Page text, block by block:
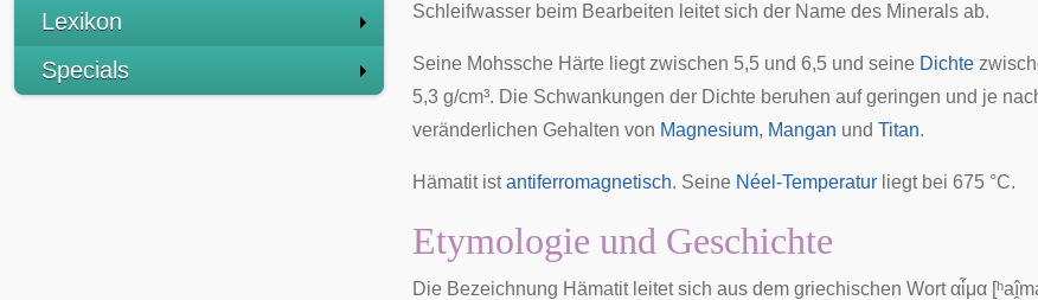
Lexikon
Specials
Schleifwasser beim Bearbeiten leitet sich der Name des Minerals ab.
Seine Mohssche Härte liegt zwischen 5,5 und 6,5 und seine Dichte
5,3 g/cm³. Die Schwankungen der Dichte beruhen auf geringen und je
veränderlichen Gehalten von Magnesium, Mangan und Titan.
Hämatit istantiferromagnetisch. Seine Néel-Temperatur liegt bei 675 °C.
Etymologie und Geschichte
Die Bezeichnung Hämatit leitet sich aus dem griechischen Wortαἷμα